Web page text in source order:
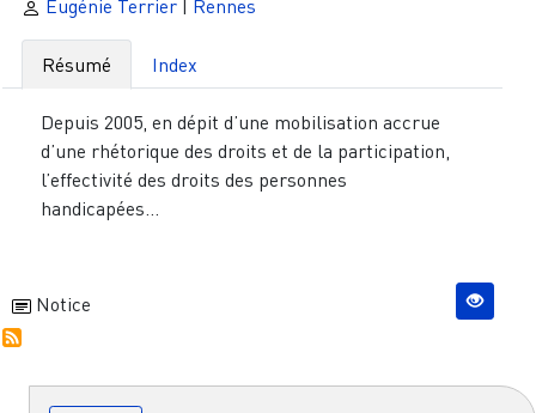
Eugénie Terrier| Rennes
Résumé Index
Depuis 2005, en dépit d’une mobilisation accrue
d’une rhétorique des droits et de la participation,
l’effectivité des droits des personnes
handicapées...
Notice